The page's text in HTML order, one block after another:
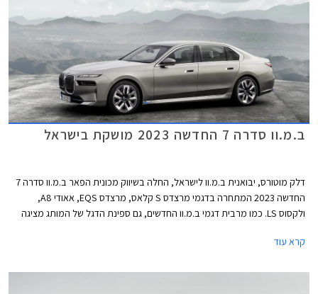
ב.מ.וו סדרה 7 החדשה 2023 מושקת בישראל
דלק מוטורס, יבואנית ב.מ.וו לישראל, החלה בשיווק מכונית הפאר ב.מ.וו סדרה 7
החדשה 2023 המתחרה בדגמי מרצדס S קלאס, מרצדס EQS, אאודי A8,
ולקסוס LS. כמו מרבית דגמי ב.מ.וו החדשים, גם ספינת הדגל של המותג מציגה
בגודל עצום עם מסגרת מוארת שגונב את ההצגה, ופנסי לד צרים מפוצלים
ומאחור מראה מינימליסטי עם יחידות תאורה צרות ופגוש גדול וחלק למדי. בכל
קרא עוד